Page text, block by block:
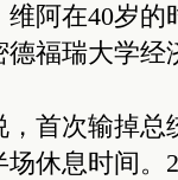
阿在40岁
德福瑞大学
首次输掉总
休息时间。